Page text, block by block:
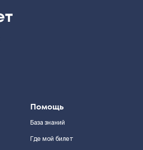
Помощь
База знаний
Где мой билет